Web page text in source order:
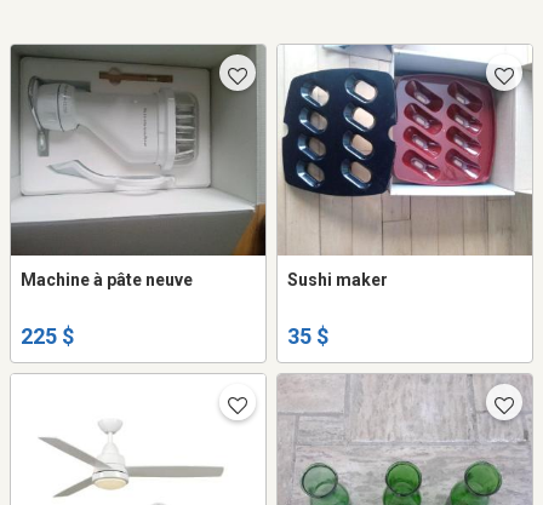
Machine à pâte neuve
225 $
Sushi maker
35 $